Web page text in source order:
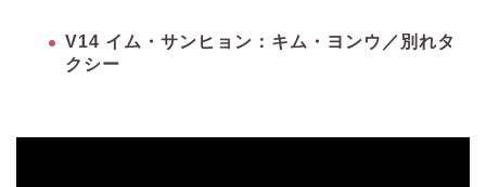
V14 イム・サンヒョン：キム・ヨンウ／別れタ
クシー